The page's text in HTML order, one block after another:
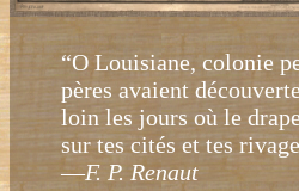
“O Louisiane, colonie
pères avaient
loin les jours où le
sur tes cités et tes
—F. P. Renaut